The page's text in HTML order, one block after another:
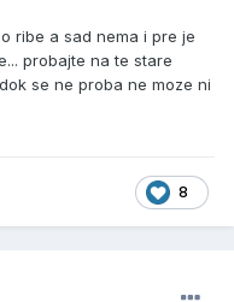
ribe a sad nema i pre je
probajte na te stare
se ne proba ne moze ni
8